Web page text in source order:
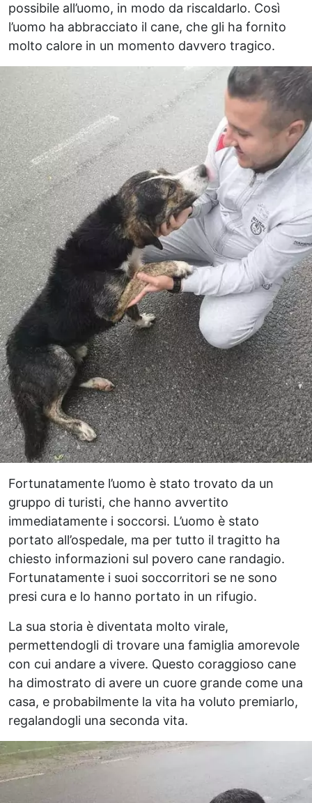
possibile all’uomo, in modo da riscaldarlo. Così
l’uomo ha abbracciato il cane, che gli ha fornito
molto calore in un momento davvero tragico.
Fortunatamente l’uomo è stato trovato da un
gruppo di turisti, che hanno avvertito
immediatamente i soccorsi. L’uomo è stato
portato all’ospedale, ma per tutto il tragitto ha
chiesto informazioni sul povero cane randagio.
Fortunatamente i suoi soccorritori se ne sono
presi cura e lo hanno portato in un rifugio.
La sua storia è diventata molto virale,
permettendogli di trovare una famiglia amorevole
con cui andare a vivere. Questo coraggioso cane
ha dimostrato di avere un cuore grande come una
casa, e probabilmente la vita ha voluto premiarlo,
regalandogli una seconda vita.